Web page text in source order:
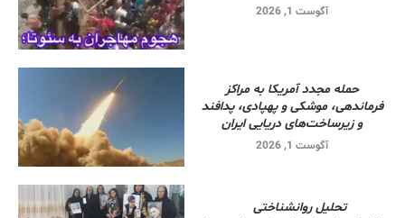
آگوست 1, 2026
حمله مجدد آمریکا به مراکز
فرماندهی، موشکی و پهپادی، پدافند
و زیرساخت‌های دریایی ایران
آگوست 1, 2026
تحلیل روانشناختی